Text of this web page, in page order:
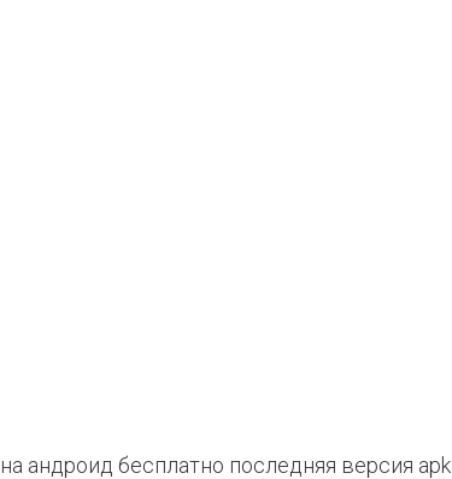
андроид бесплатно последняя версия apk